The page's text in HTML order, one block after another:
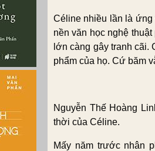
Céline nhiều lần là
nền văn học nghệ
lớn càng gây tranh cãi.
phẩm của họ. Cứ băm
Nguyễn Thế Hoàng
thời của Céline.
Mấy năm trước nhân